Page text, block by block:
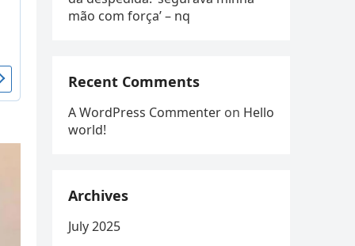
mão com força’ – nq
Recent Comments
A WordPress Commenter on Hello
world!
Archives
July 2025